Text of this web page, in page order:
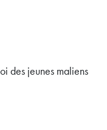
des jeunes maliens